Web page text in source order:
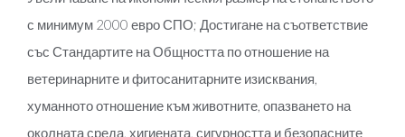
с минимум 2000 евро СПО; Достигане на съответствие
със Стандартите на Общността по отношение на
ветеринарните и фитосанитарните изисквания,
хуманното отношение към животните, опазването на
околната среда, хигиената, сигурността и безопасните